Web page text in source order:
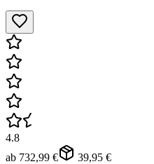
4.8
ab 732,99 € 39,95 €